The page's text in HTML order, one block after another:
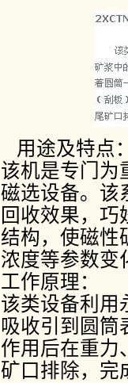
用途及特点
该机是专门为
磁选设备。该
回收效果，
结构，使磁性
浓度等参数变
工作原理：
该类设备利用
吸收引到圆筒
作用后在重力
矿口排除，完